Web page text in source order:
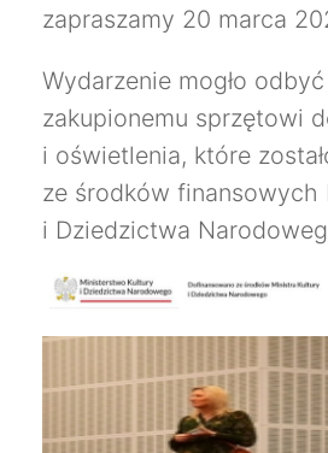
zapraszamy 20 marca
Wydarzenie mogło
zakupionemu sprzętowi
i oświetlenia, które
ze środków finansowych
i Dziedzictwa